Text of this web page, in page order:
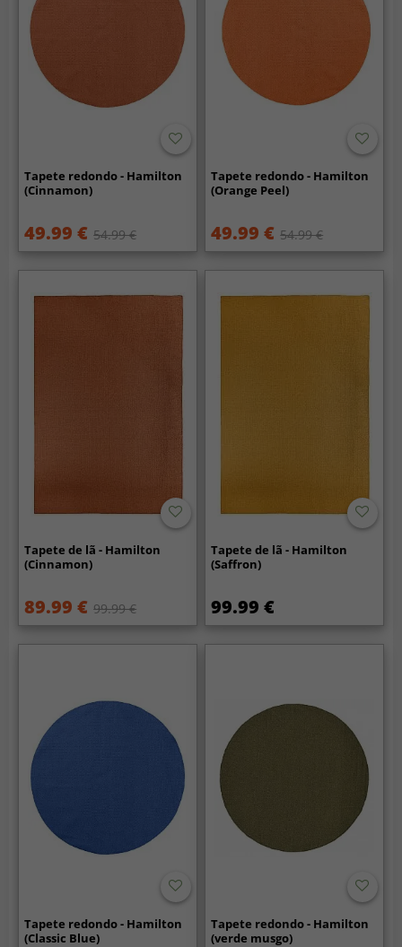
Tapete redondo - Hamilton
(Cinnamon)
49.99 € 54.99 €
Tapete redondo - Hamilton
(Orange Peel)
49.99 € 54.99 €
Tapete de lã - Hamilton
(Cinnamon)
89.99 € 99.99 €
Tapete de lã - Hamilton
(Saffron)
99.99 €
Tapete redondo - Hamilton
(Classic Blue)
Tapete redondo - Hamilton
(verde musgo)